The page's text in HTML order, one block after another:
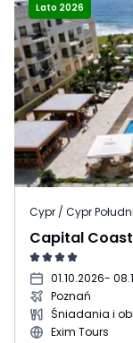
Lato 2026
Cypr / Cypr
Capital
01.10.2026-
Poznań
Śniadania i
Exim Tours